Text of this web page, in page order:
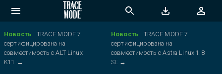
Новость : TRACE MODE 7
сертифицирована на
совместимость с ALT Linux
K11 →
Новость : TRACE MODE 7
сертифицирована на
совместимость с Astra Linux 1.8
SE →